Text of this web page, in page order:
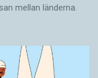
mellan länderna.